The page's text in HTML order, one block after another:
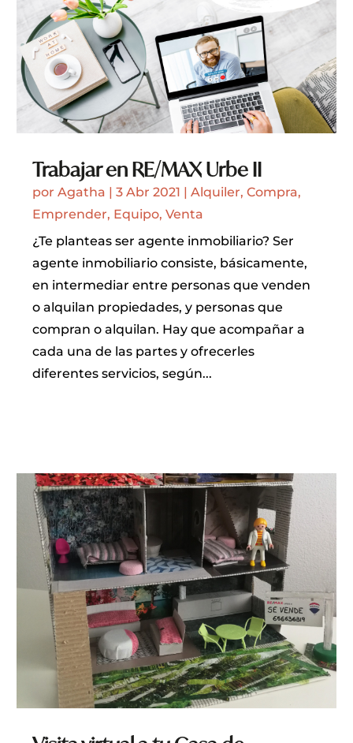
Trabajar en RE/MAX Urbe II
porAgatha |3 Abr 2021 |Alquiler,Compra,
Emprender, Equipo,Venta
¿Te planteas ser agente inmobiliario? Ser
agente inmobiliario consiste, básicamente,
en intermediar entre personas que venden
o alquilan propiedades, y personas que
compran o alquilan. Hay que acompañar a
cada una de las partes y ofrecerles
diferentes servicios, según...